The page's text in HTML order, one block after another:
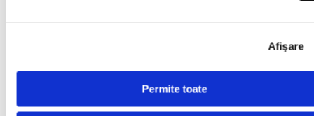
Afişare
Permite toate